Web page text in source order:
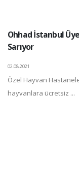
Ohhad İstanbul
Sarıyor
02.08.2021
Özel Hayvan
hayvanlara ücretsiz ...